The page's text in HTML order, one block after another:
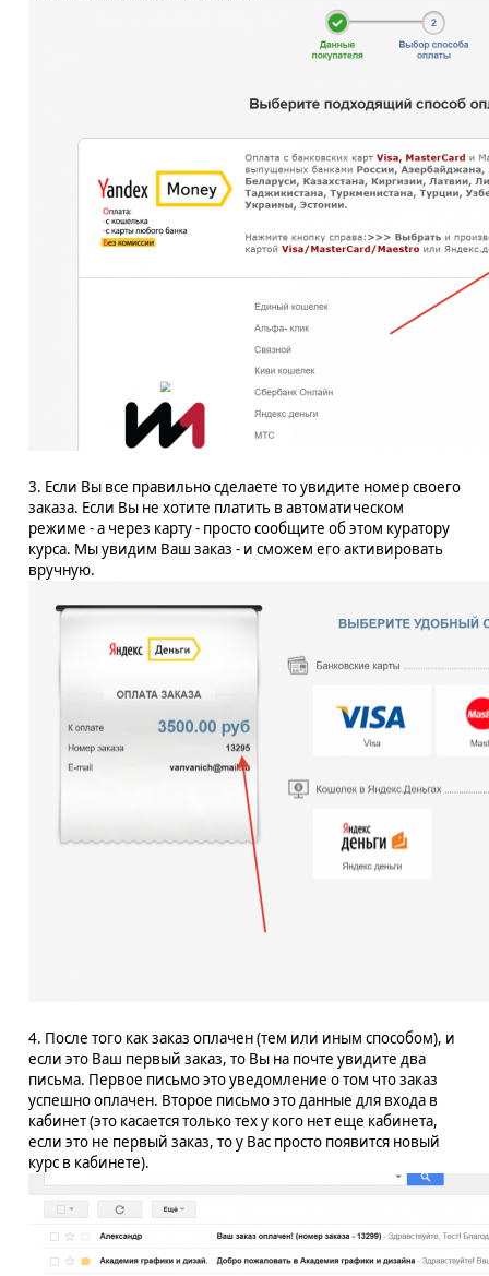
3. Если Вы все правильно сделаете то увидите номер своего
заказа. Если Вы не хотите платить в автоматическом
режиме - а через карту - просто сообщите об этом куратору
курса. Мы увидим Ваш заказ - и сможем его активировать
вручную.
4. После того как заказ оплачен (тем или иным способом), и
если это Ваш первый заказ, то Вы на почте увидите два
письма. Первое письмо это уведомление о том что заказ
успешно оплачен. Второе письмо это данные для входа в
кабинет (это касается только тех у кого нет еще кабинета,
если это не первый заказ, то у Вас просто появится новый
курс в кабинете).